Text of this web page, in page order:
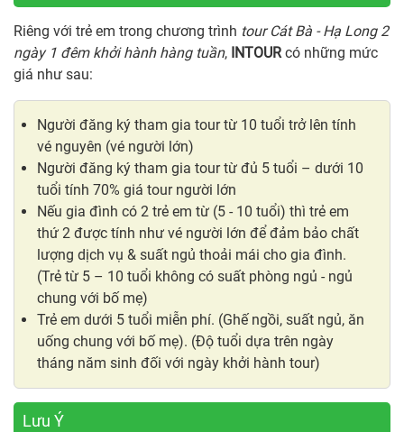
Riêng với trẻ em trong chương trình tour Cát Bà - Hạ Long 2
ngày 1 đêm khởi hành hàng tuần, INTOURcó những mức
giá như sau:
Người đăng ký tham gia tour từ 10 tuổi trở lên tính
vé nguyên (vé người lớn)
Người đăng ký tham gia tour từ đủ 5 tuổi – dưới 10
tuổi tính 70% giá tour người lớn
Nếu gia đình có 2 trẻ em từ (5 - 10 tuổi) thì trẻ em
thứ 2 được tính như vé người lớn để đảm bảo chất
lượng dịch vụ & suất ngủ thoải mái cho gia đình.
(Trẻ từ 5 – 10 tuổi không có suất phòng ngủ - ngủ
chung với bố mẹ)
Trẻ em dưới 5 tuổi miễn phí. (Ghế ngồi, suất ngủ, ăn
uống chung với bố mẹ). (Độ tuổi dựa trên ngày
tháng năm sinh đối với ngày khởi hành tour)
Lưu Ý